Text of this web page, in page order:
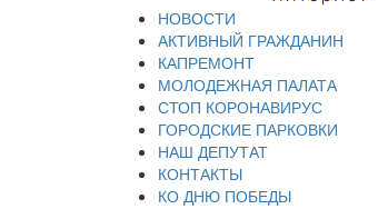
НОВОСТИ
АКТИВНЫЙ ГРАЖДАНИН
КАПРЕМОНТ
МОЛОДЕЖНАЯ ПАЛАТА
СТОП КОРОНАВИРУС
ГОРОДСКИЕ ПАРКОВКИ
НАШ ДЕПУТАТ
КОНТАКТЫ
КО ДНЮ ПОБЕДЫ